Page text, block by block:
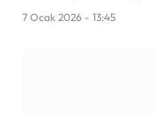
7 Ocak 2026 - 13:45